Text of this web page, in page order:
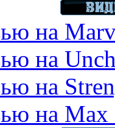
на
на
на
на Max